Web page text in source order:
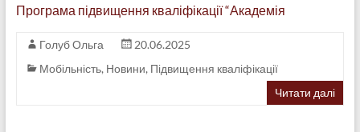
Програма підвищення кваліфікації “Академія
Голуб Ольга
20.06.2025
Мобільність, Новини, Підвищення кваліфікації
Читати далі